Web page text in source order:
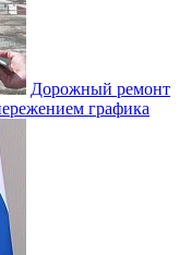
Дорожный ремонт
графика